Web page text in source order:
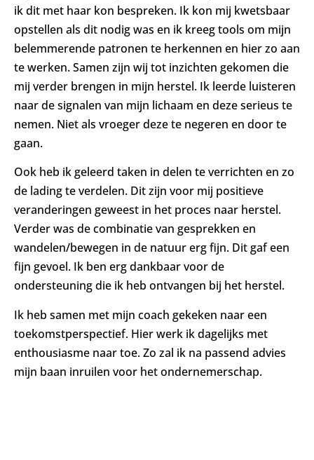
ik dit met haar kon bespreken. Ik kon mij kwetsbaar
opstellen als dit nodig was en ik kreeg tools om mijn
belemmerende patronen te herkennen en hier zo aan
te werken. Samen zijn wij tot inzichten gekomen die
mij verder brengen in mijn herstel. Ik leerde luisteren
naar de signalen van mijn lichaam en deze serieus te
nemen. Niet als vroeger deze te negeren en door te
gaan.
Ook heb ik geleerd taken in delen te verrichten en zo
de lading te verdelen. Dit zijn voor mij positieve
veranderingen geweest in het proces naar herstel.
Verder was de combinatie van gesprekken en
wandelen/bewegen in de natuur erg fijn. Dit gaf een
fijn gevoel. Ik ben erg dankbaar voor de
ondersteuning die ik heb ontvangen bij het herstel.
Ik heb samen met mijn coach gekeken naar een
toekomstperspectief. Hier werk ik dagelijks met
enthousiasme naar toe. Zo zal ik na passend advies
mijn baan inruilen voor het ondernemerschap.